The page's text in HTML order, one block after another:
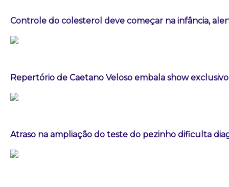
Controle do colesterol deve começar na infância,
Repertório de Caetano Veloso embala show
Atraso na ampliação do teste do pezinho dificulta